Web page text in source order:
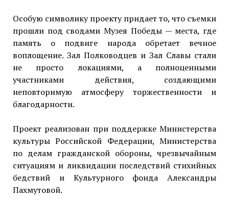
Особую символику проекту придает то, что съемки
прошли под сводами Музея Победы — места, где
память о подвиге народа обретает вечное
воплощение. Зал Полководцев и Зал Славы стали
не просто локациями, а полноценными
участниками действия, создающими
неповторимую атмосферу торжественности и
благодарности.
Проект реализован при поддержке Министерства
культуры Российской Федерации, Министерства
по делам гражданской обороны, чрезвычайным
ситуациям и ликвидации последствий стихийных
бедствий и Культурного фонда Александры
Пахмутовой.